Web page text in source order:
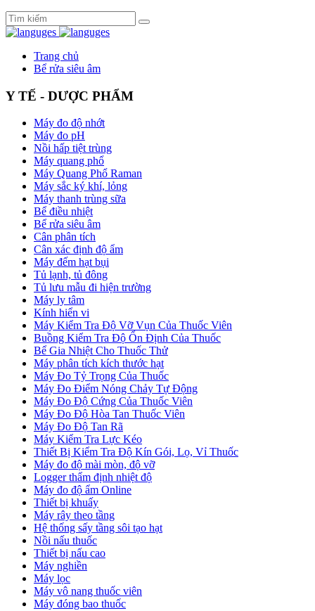
Trang chủ
Bể rửa siêu âm
Y TẾ - DƯỢC PHẨM
Máy đo độ nhớt
Máy đo pH
Nồi hấp tiệt trùng
Máy quang phổ
Máy Quang Phổ Raman
Máy sắc ký khí, lỏng
Máy thanh trùng sữa
Bể điều nhiệt
Bể rửa siêu âm
Cân phân tích
Cân xác định độ ẩm
Máy đếm hạt bụi
Tủ lạnh, tủ đông
Tủ lưu mẫu đi hiện trường
Máy ly tâm
Kính hiển vi
Máy Kiểm Tra Độ Vỡ Vụn Của Thuốc Viên
Buồng Kiểm Tra Độ Ổn Định Của Thuốc
Bể Gia Nhiệt Cho Thuốc Thử
Máy phân tích kích thước hạt
Máy Đo Tỷ Trọng Của Thuốc
Máy Đo Điểm Nóng Chảy Tự Động
Máy Đo Độ Cứng Của Thuốc Viên
Máy Đo Độ Hòa Tan Thuốc Viên
Máy Đo Độ Tan Rã
Máy Kiểm Tra Lực Kéo
Thiết Bị Kiểm Tra Độ Kín Gói, Lọ, Vỉ Thuốc
Máy đo độ mài mòn, độ vỡ
Logger thẩm định nhiệt độ
Máy đo độ ẩm Online
Thiết bị khuấy
Máy rây theo tầng
Hệ thống sấy tầng sôi tạo hạt
Nồi nấu thuốc
Thiết bị nấu cao
Máy nghiền
Máy lọc
Máy vô nang thuốc viên
Máy đóng bao thuốc